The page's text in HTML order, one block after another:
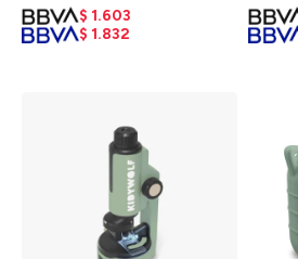
$ 1.603
$ 1.832